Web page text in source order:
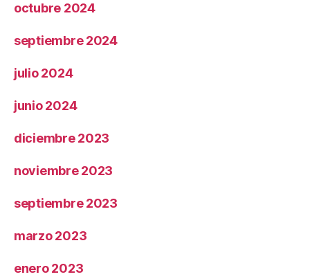
octubre 2024
septiembre 2024
julio 2024
junio 2024
diciembre 2023
noviembre 2023
septiembre 2023
marzo 2023
enero 2023